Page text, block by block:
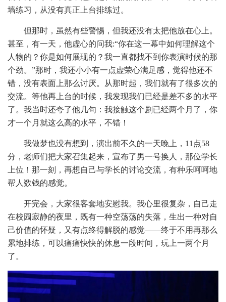
墙练习，从没有真正上台排练过。
但那时，虽然有些警惕，但我还没有太把他放在心上。
甚至，有一天，他虚心的问我:“你在这一幕中如何理解这个
人物的？你是如何展现的？我一直都找不到你表演时候的那
个劲。”那时，我还小小有一点虚荣心满足感，觉得他还不
错，没有表面上那么讨厌。从那时起，我们就有了很多次的
交流。等他再上台的时候，我发现我们已经是差不多的水平
了。我当时还夸了他几句：我接触这个剧已经两个月了，你
才一个月就这么高的水平，不错！
我做梦也没有想到，演出前不久的一天晚上，11点58
分，老师们把大家召集起来，宣布了男一号换人，那位学长
上位！那一刻，再想自己与学长的讨论交流，有种乐呵呵地
帮人数钱的感觉。
开完会，大家很客套地安慰我。我心里很复杂，自己走
在校园寂静的夜里，既有一种空荡荡的失落，生出一种对自
己价值的怀疑，又有点终得解脱的感觉——终于不用再那么
累地排练，可以痛痛快快的休息一段时间，玩上一两个月
了。